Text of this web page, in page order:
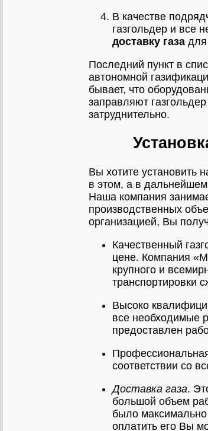
В качестве
газгольдер и все
доставку газадля
Последний пункт в
автономной
бывает, что
заправляют
затруднительно.
Вы хотите установить
в этом, а в дальнейшем
Наша компания
производственных
организацией, Вы
Качественный
цене. Компания
крупного и
транспортировки
Высоко
все необходимые
предоставлен
соответствии со
Доставка газа.
большой объем
было
оплатить его Вы